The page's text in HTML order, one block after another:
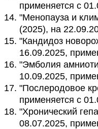
применяется с
"Менопауза и
(2025), на
"Кандидоз
16.09.2025,
"Эмболия
10.09.2025,
"Послеродовое
применяется с
"Хронический
08.07.2025,